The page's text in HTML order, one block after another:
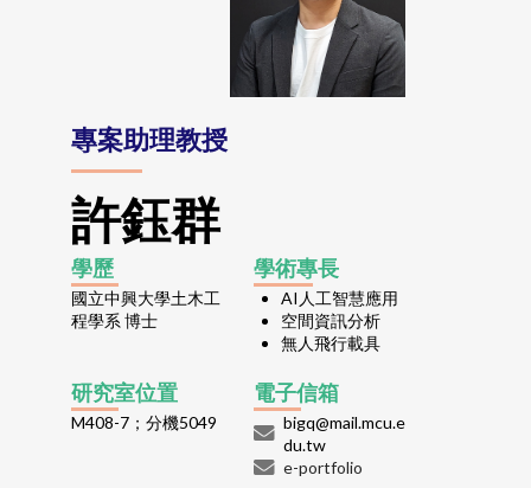
專案助理教授
許鈺群
學歷
國立中興大學土木工
程學系 博士
學術專長
AI人工智慧應用
空間資訊分析
無人飛行載具
研究室位置
M408-7；分機5049
電子信箱
bigq@mail.mcu.e
du.tw
e-portfolio